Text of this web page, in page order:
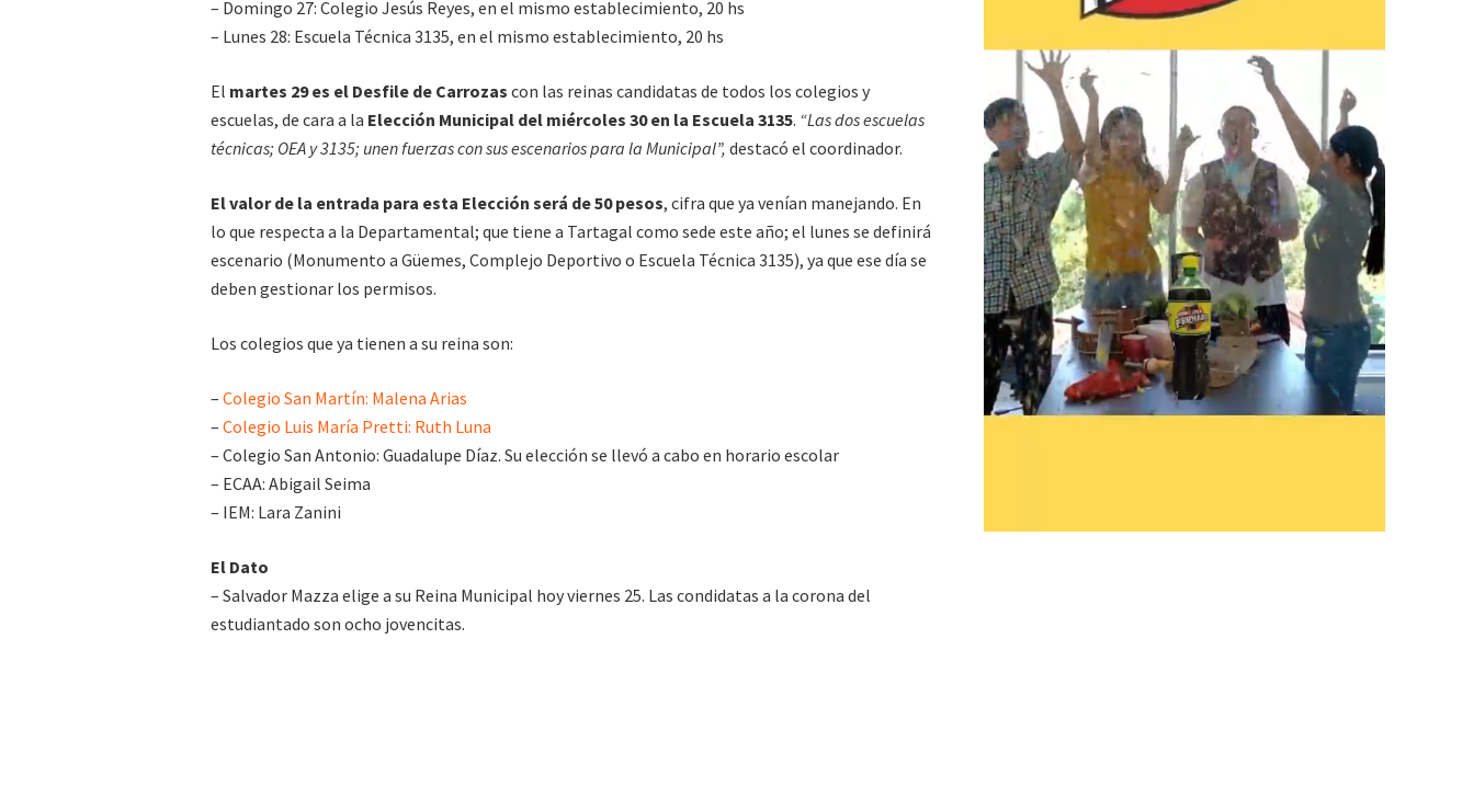
– Domingo 27: Colegio Jesús Reyes, en el mismo establecimiento, 20 hs
– Lunes 28: Escuela Técnica 3135, en el mismo establecimiento, 20 hs
El martes 29 es el Desfile de Carrozas con las reinas candidatas de todos los colegios y
escuelas, de cara a la Elección Municipal del miércoles 30 en la Escuela 3135. “Las dos escuelas
técnicas; OEA y 3135; unen fuerzas con sus escenarios para la Municipal”, destacó el coordinador.
El valor de la entrada para esta Elección será de 50 pesos, cifra que ya venían manejando. En
lo que respecta a la Departamental; que tiene a Tartagal como sede este año; el lunes se definirá
escenario (Monumento a Güemes, Complejo Deportivo o Escuela Técnica 3135), ya que ese día se
deben gestionar los permisos.
Los colegios que ya tienen a su reina son:
– Colegio San Martín: Malena Arias
– Colegio Luis María Pretti: Ruth Luna
– Colegio San Antonio: Guadalupe Díaz. Su elección se llevó a cabo en horario escolar
– ECAA: Abigail Seima
– IEM: Lara Zanini
El Dato
– Salvador Mazza elige a su Reina Municipal hoy viernes 25. Las condidatas a la corona del
estudiantado son ocho jovencitas.